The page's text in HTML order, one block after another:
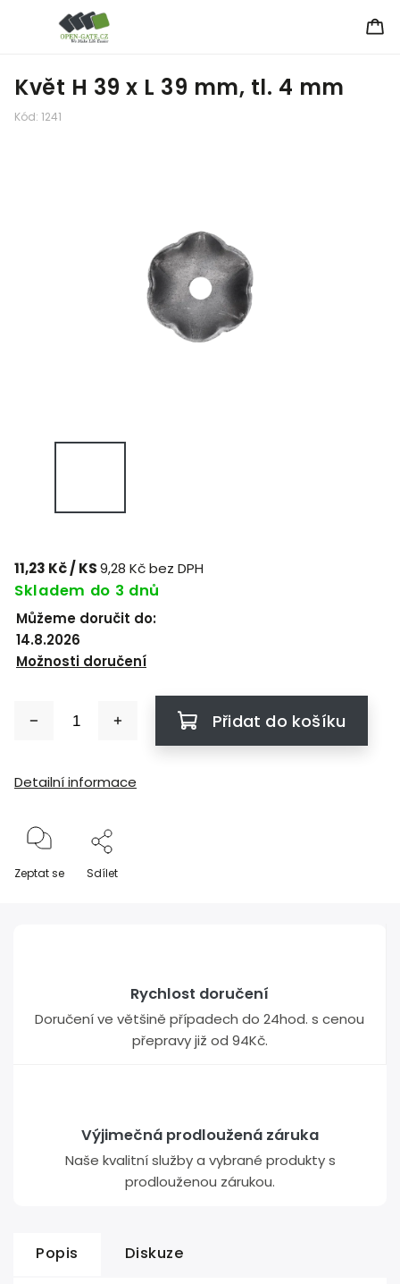
Květ H 39 x L 39 mm, tl. 4 mm
Kód: 1241
11,23 Kč/ KS9,28 Kč bez DPH
Skladem do 3 dnů
Můžeme doručit do:
14.8.2026
Možnosti doručení
Přidat do košíku
Detailní informace
Zeptat se Sdílet
Rychlost doručení
Doručení ve většině případech do 24hod. s cenou
přepravy již od 94Kč.
Výjimečná prodloužená záruka
Naše kvalitní služby a vybrané produkty s
prodlouženou zárukou.
Popis Diskuze